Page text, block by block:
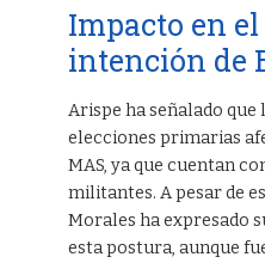
Impacto en
intención de
Arispe ha señalado
elecciones primarias
MAS, ya que cuentan
militantes. A pesar de
Morales ha expresado
esta postura, aunque